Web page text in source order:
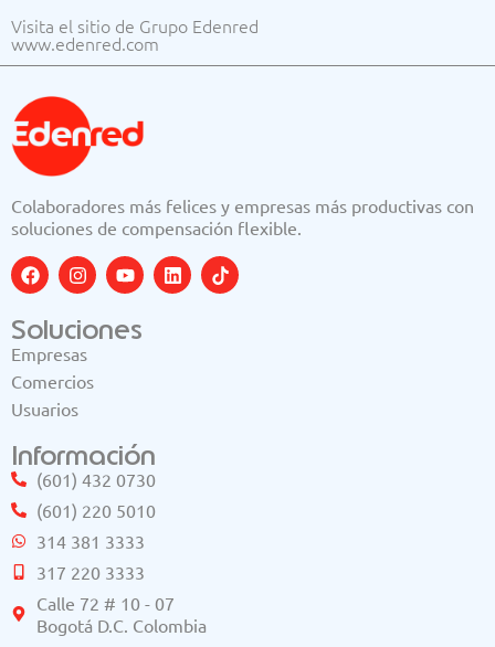
Visita el sitio de Grupo Edenred
www.edenred.com
Colaboradores más felices y empresas más productivas con
soluciones de compensación flexible.
Soluciones
Empresas
Comercios
Usuarios
Información
(601) 432 0730
(601) 220 5010
314 381 3333
317 220 3333
Calle 72 # 10 - 07
Bogotá D.C. Colombia